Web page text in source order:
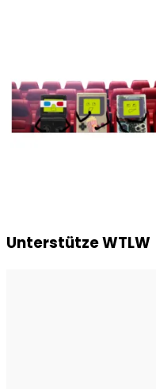
Unterstütze WTLW